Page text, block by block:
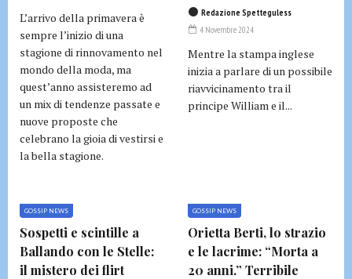
L’arrivo della primavera è
sempre l’inizio di una
stagione di rinnovamento nel
mondo della moda, ma
quest’anno assisteremo ad
un mix di tendenze passate e
nuove proposte che
celebrano la gioia di vestirsi e
la bella stagione.
Redazione Spetteguless
4 Novembre 2024
Mentre la stampa inglese
inizia a parlare di un possibile
riavvicinamento tra il
principe William e il...
GOSSIP NEWS
Sospetti e scintille a
Ballando con le Stelle:
il mistero dei flirt
GOSSIP NEWS
Orietta Berti, lo strazio
e le lacrime: “Morta a
20 anni.” Terribile